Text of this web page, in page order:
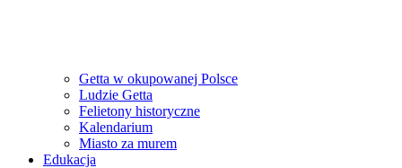
Getta w okupowanej Polsce
Ludzie Getta
Felietony historyczne
Kalendarium
Miasto za murem
Edukacja